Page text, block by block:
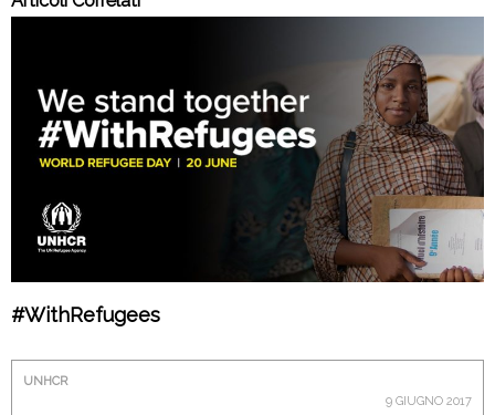
#WithRefugees
UNHCR
9 GIUGNO 2017